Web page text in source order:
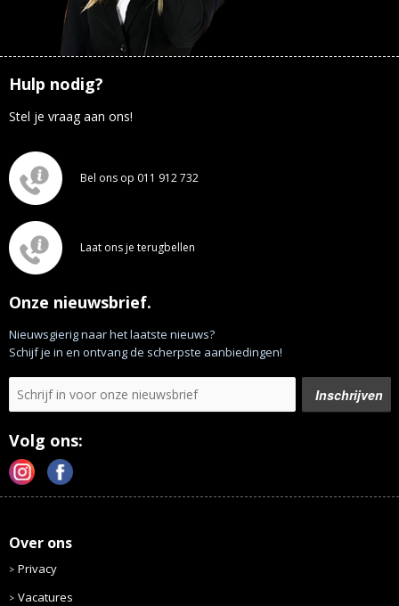
Hulp nodig?
Stel je vraag aan ons!
Bel ons op 011 912 732
Laat ons je terugbellen
Onze nieuwsbrief.
Nieuwsgierig naar het laatste nieuws?
Schijf je in en ontvang de scherpste aanbiedingen!
Volg ons:
Over ons
Privacy
Vacatures